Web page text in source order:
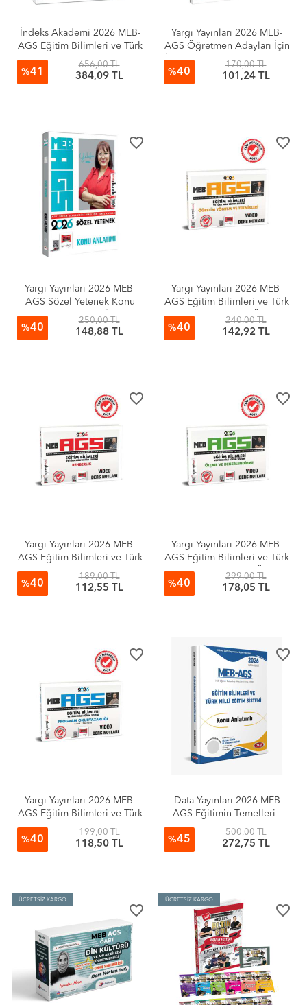
İndeks Akademi 2026 MEB-
AGS Eğitim Bilimleri ve Türk
Milli Eğitim Sistemi Video
Ders Notları - Zeynep
%41
656,00 TL
384,09 TL
Yargı Yayınları 2026 MEB-
AGS Öğretmen Adayları İçin
İnsan Hakları Konu Anlatımlı
Soru Bankası
%40
170,00 TL
101,24 TL
favorite_border
Yargı Yayınları 2026 MEB-
AGS Sözel Yetenek Konu
Anlatımı (Yelda Ünal)
%40
250,00 TL
148,88 TL
favorite_border
Yargı Yayınları 2026 MEB-
AGS Eğitim Bilimleri ve Türk
Milli Eğitim Sistemi Öğretim
Yöntem ve Teknikleri Video
%40
240,00 TL
142,92 TL
favorite_border
Yargı Yayınları 2026 MEB-
AGS Eğitim Bilimleri ve Türk
Milli Eğitim Sistemi
Rehberlik Video Ders
%40
189,00 TL
112,55 TL
favorite_border
Yargı Yayınları 2026 MEB-
AGS Eğitim Bilimleri ve Türk
Milli Eğitim Sistemi Ölçme
ve Değerlendirme Video
%40
299,00 TL
178,05 TL
favorite_border
Yargı Yayınları 2026 MEB-
AGS Eğitim Bilimleri ve Türk
Milli Eğitim Sistemi Program
Okuryazarlığı Sınıf Yönetimi
Video Ders Notları
%40
199,00 TL
118,50 TL
favorite_border
Data Yayınları 2026 MEB
AGS Eğitimin Temelleri -
Türk Milli Eğitim Sistemi
Konu Anlatımlı
%45
500,00 TL
272,75 TL
ÜCRETSİZ KARGO
favorite_border
ÜCRETSİZ KARGO
favorite_border